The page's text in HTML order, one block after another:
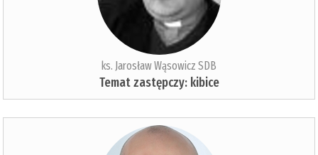
ks. Jarosław Wąsowicz SDB
Temat zastępczy: kibice